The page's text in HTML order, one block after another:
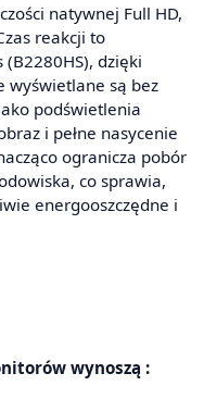
natywnej Full HD,
reakcji to
dzięki
wyświetlane są bez
podświetlenia
i pełne nasycenie
ogranicza pobór
co sprawia,
energooszczędne i
wynoszą :